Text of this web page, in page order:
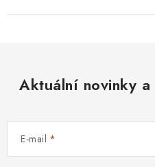
Aktuální novinky
E-mail